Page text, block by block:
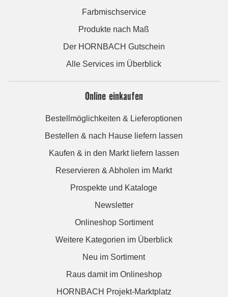
Farbmischservice
Produkte nach Maß
Der HORNBACH Gutschein
Alle Services im Überblick
Online einkaufen
Bestellmöglichkeiten & Lieferoptionen
Bestellen & nach Hause liefern lassen
Kaufen & in den Markt liefern lassen
Reservieren & Abholen im Markt
Prospekte und Kataloge
Newsletter
Onlineshop Sortiment
Weitere Kategorien im Überblick
Neu im Sortiment
Raus damit im Onlineshop
HORNBACH Projekt-Marktplatz